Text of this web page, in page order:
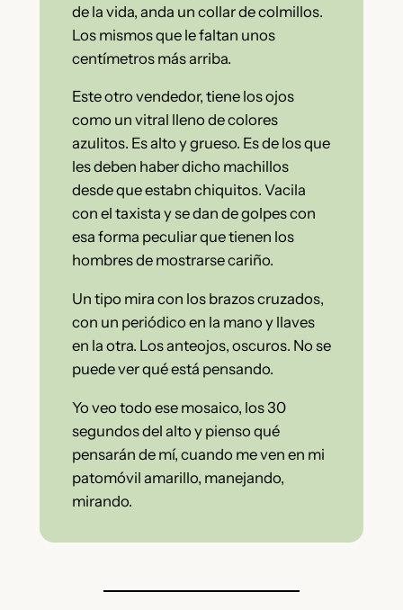
de la vida, anda un collar de colmillos.
Los mismos que le faltan unos
centímetros más arriba.
Este otro vendedor, tiene los ojos
como un vitral lleno de colores
azulitos. Es alto y grueso. Es de los que
les deben haber dicho machillos
desde que estabn chiquitos. Vacila
con el taxista y se dan de golpes con
esa forma peculiar que tienen los
hombres de mostrarse cariño.
Un tipo mira con los brazos cruzados,
con un periódico en la mano y llaves
en la otra. Los anteojos, oscuros. No se
puede ver qué está pensando.
Yo veo todo ese mosaico, los 30
segundos del alto y pienso qué
pensarán de mí, cuando me ven en mi
patomóvil amarillo, manejando,
mirando.